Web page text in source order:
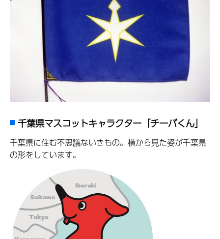
千葉県マスコットキャラクター「チーバくん」
千葉県に住む不思議ないきもの。横から見た姿が千葉県
の形をしています。